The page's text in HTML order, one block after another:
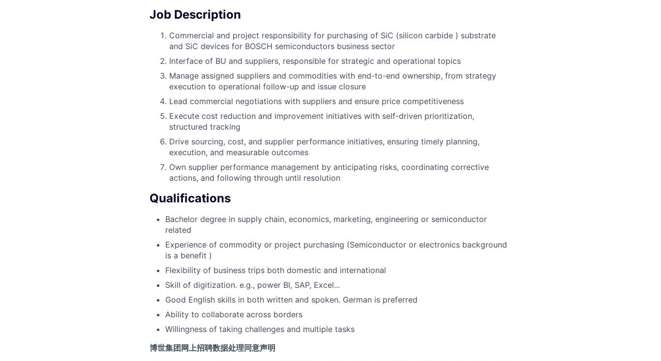
Job Description
Commercial and project responsibility for purchasing of SiC (silicon carbide ) substrate
and SiC devices for BOSCH semiconductors business sector
Interface of BU and suppliers, responsible for strategic and operational topics
Manage assigned suppliers and commodities with end-to-end ownership, from strategy
execution to operational follow-up and issue closure
Lead commercial negotiations with suppliers and ensure price competitiveness
Execute cost reduction and improvement initiatives with self-driven prioritization,
structured tracking
Drive sourcing, cost, and supplier performance initiatives, ensuring timely planning,
execution, and measurable outcomes
Own supplier performance management by anticipating risks, coordinating corrective
actions, and following through until resolution
Qualifications
Bachelor degree in supply chain, economics, marketing, engineering or semiconductor
related
Experience of commodity or project purchasing (Semiconductor or electronics background
is a benefit )
Flexibility of business trips both domestic and international
Skill of digitization. e.g., power BI, SAP, Excel...
Good English skills in both written and spoken. German is preferred
Ability to collaborate across borders
Willingness of taking challenges and multiple tasks
博世集团网上招聘数据处理同意声明